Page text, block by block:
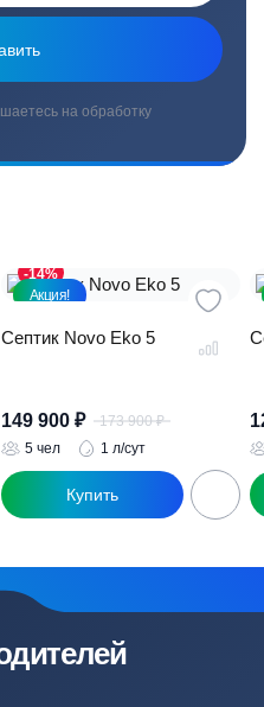
на обработку
Акция!
-14%
Септик Novo Eko 5
173 900₽
173
900 ₽.
149 900 ₽
900 ₽.
5 чел 1 л/сут